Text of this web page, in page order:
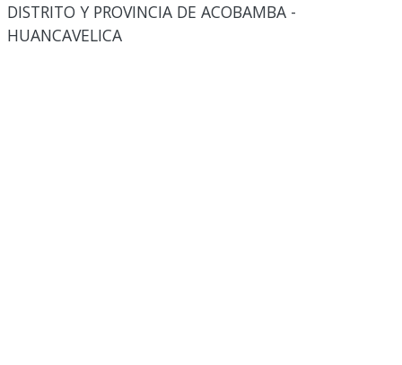
DISTRITO Y PROVINCIA DE ACOBAMBA -
HUANCAVELICA